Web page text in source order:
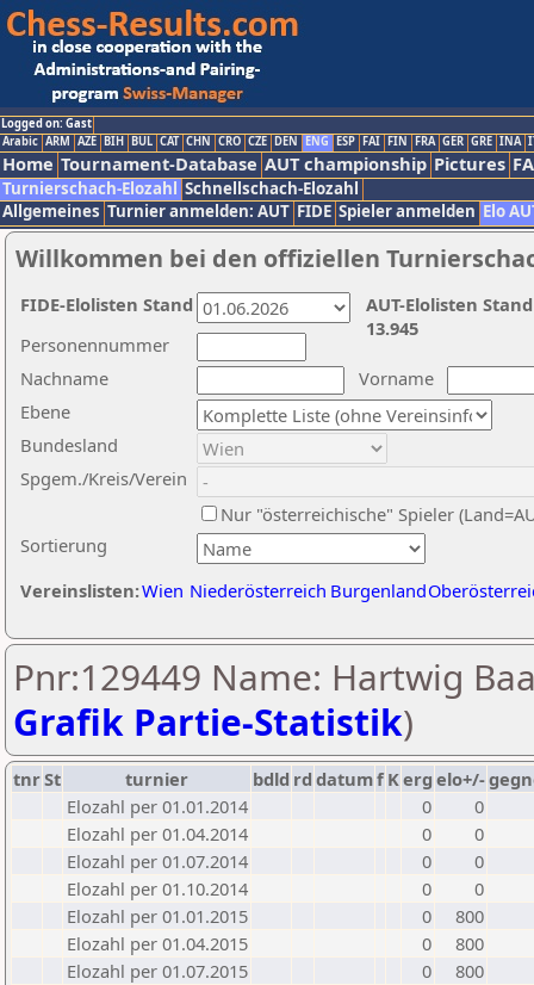
Logged on: Gast
Arabic ARM AZE BIH BUL CAT CHN CRO CZE DEN ENG ESP FAI FIN FRA GER GRE INA
Home Tournament-Database AUT championship Pictures
Turnierschach-Elozahl Schnellschach-Elozahl
Allgemeines Turnier anmelden: AUT FIDE Spieler anmelden Elo
Willkommen bei den offiziellen
Nachname
Vorname
Ebene
Sortierung
Personennummer
Bundesland
Spgem./Kreis/Verein
Nur "österreichische" Spieler
Vereinslisten:Wien Niederösterreich Burgenland
AUT-Elolisten
13.945
FIDE-Elolisten Stand
Pnr:129449 Name: Hartwig
Grafik Partie-Statistik)
tnrSt turnier bdld rd datumf Kerg elo+/-
Elozahl per 01.01.2014
0
0
Elozahl per 01.04.2014
0
0
Elozahl per 01.07.2014
0
0
Elozahl per 01.10.2014
0
0
Elozahl per 01.01.2015
0
800
Elozahl per 01.04.2015
0
800
Elozahl per 01.07.2015
0
800